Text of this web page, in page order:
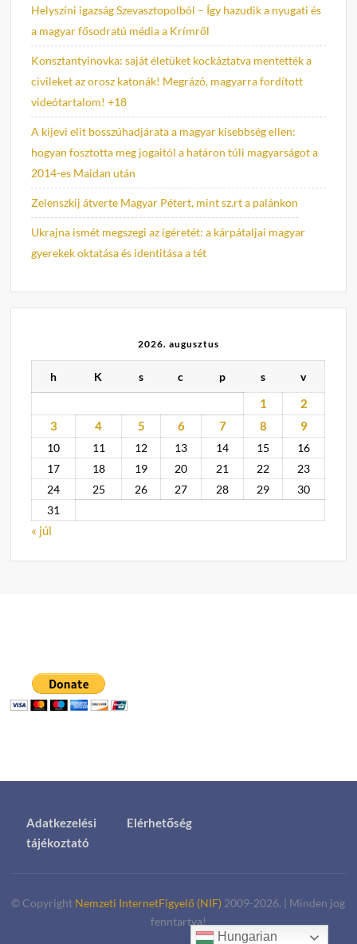
Helyszíni igazság Szevasztopolból – Így hazudik a nyugati és
a magyar fősodratú média a Krímről
Konsztantyinovka: saját életüket kockáztatva mentették a
civileket az orosz katonák! Megrázó, magyarra fordított
videótartalom! +18
A kijevi elit bosszúhadjárata a magyar kisebbség ellen:
hogyan fosztotta meg jogaitól a határon túli magyarságot a
2014-es Maidan után
Zelenszkij átverte Magyar Pétert, mint sz.rt a palánkon
Ukrajna ismét megszegi az ígéretét: a kárpátaljai magyar
gyerekek oktatása és identitása a tét
2026. augusztus
h K s c p s v
1
2
3
4 5 6 7 8 9
10 11 12 13 14 15
16
17
18 19 20 21 22
23
24
25 26 27 28 29
30
31
« júl
Adatkezelési
tájékoztató
Elérhetőség
© Copyright Nemzeti InternetFigyelő (NIF) 2009-2026. | Minden jog
fenntartva!
Hungarian